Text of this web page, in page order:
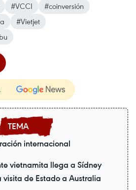
#VCCI
#coinversión
#Vietjet
internacional
vietnamita llega a Sídney
de Estado a Australia